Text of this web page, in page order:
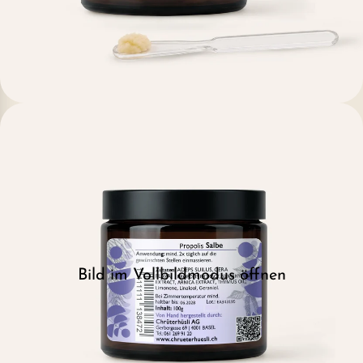
Bild im Vollbildmodus öffnen